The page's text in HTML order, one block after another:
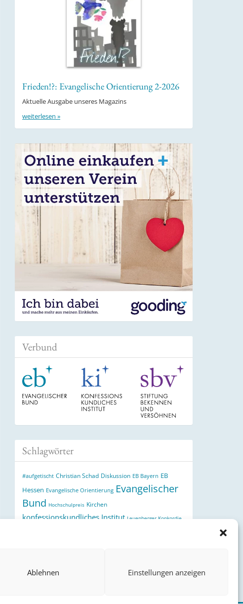
Ablehnen Einstellungen anzeigen
Frieden!?: Evangelische Orientierung 2-2026
Aktuelle Ausgabe unseres Magazins
weiterlesen »
Verbund
Schlagwörter
#aufgetischt Christian Schad Diskussion EB Bayern EB
Hessen Evangelische Orientierung Evangelischer
Bund Hochschulpreis Kirchen
konfessionskundliches Institut Leuenberger Konkordie